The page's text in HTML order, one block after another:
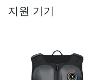
지원 기기